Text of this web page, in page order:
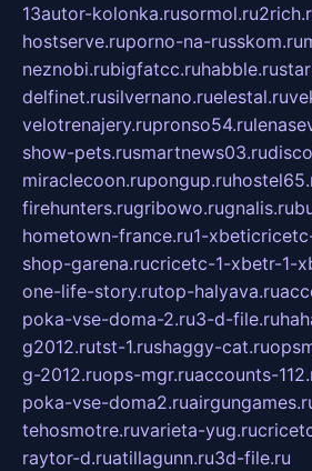
13autor-kolonka.rusormol.ru
hostserve.ruporno-na-russkom.ru
neznobi.rubigfatcc.ruhabble.ru
delfinet.rusilvernano.ruelestal.ru
velotrenajery.rupronso54.ru
show-pets.rusmartnews03.ru
miraclecoon.rupongup.ru
firehunters.rugribowo.rugnalis.ru
hometown-france.ru1-
shop-garena.rucricetc-1-xbetr-1-
one-life-story.rutop-halyava.ru
poka-vse-doma-2.ru3-d-file.ru
g2012.rutst-1.rushaggy-cat.ru
g-2012.ruops-mgr.ruaccounts-
poka-vse-doma2.ru
tehosmotre.ruvarieta-yug.ru
raytor-d.ruatillagunn.ru3d-file.ru